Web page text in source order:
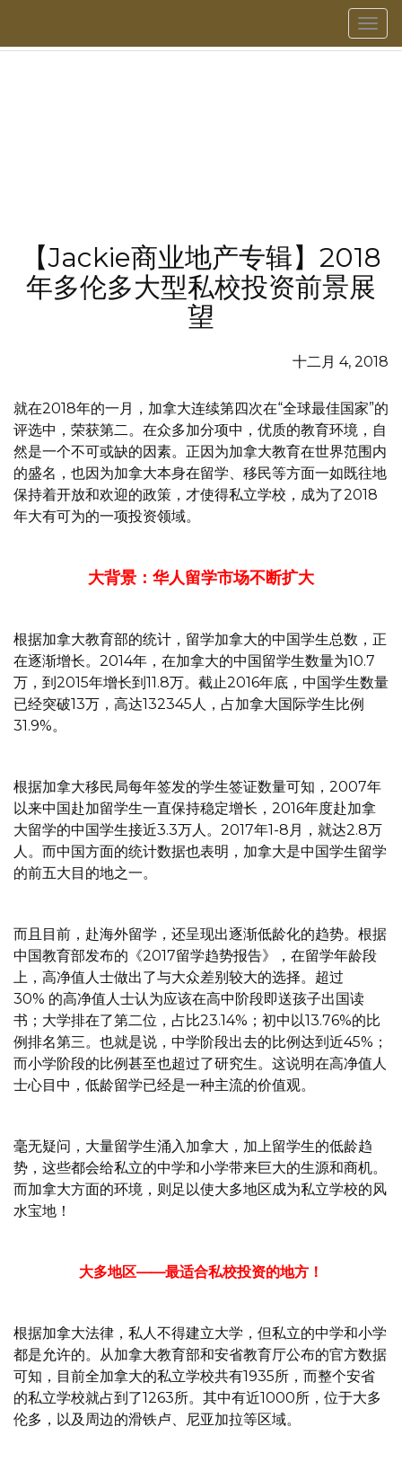
菜
單
【Jackie商业地产专辑】2018
年多伦多大型私校投资前景展
望
十二月 4, 2018
就在2018年的一月，加拿大连续第四次在“全球最佳国家”的
评选中，荣获第二。在众多加分项中，优质的教育环境，自
然是一个不可或缺的因素。正因为加拿大教育在世界范围内
的盛名，也因为加拿大本身在留学、移民等方面一如既往地
保持着开放和欢迎的政策，才使得私立学校，成为了2018
年大有可为的一项投资领域。
大背景：华人留学市场不断扩大
根据加拿大教育部的统计，留学加拿大的中国学生总数，正
在逐渐增长。2014年，在加拿大的中国留学生数量为10.7
万，到2015年增长到11.8万。截止2016年底，中国学生数量
已经突破13万，高达132345人，占加拿大国际学生比例
31.9%。
根据加拿大移民局每年签发的学生签证数量可知，2007年
以来中国赴加留学生一直保持稳定增长，2016年度赴加拿
大留学的中国学生接近3.3万人。2017年1-8月，就达2.8万
人。而中国方面的统计数据也表明，加拿大是中国学生留学
的前五大目的地之一。
而且目前，赴海外留学，还呈现出逐渐低龄化的趋势。根据
中国教育部发布的《2017留学趋势报告》，在留学年龄段
上，高净值人士做出了与大众差别较大的选择。超过
30% 的高净值人士认为应该在高中阶段即送孩子出国读
书；大学排在了第二位，占比23.14%；初中以13.76%的比
例排名第三。也就是说，中学阶段出去的比例达到近45%；
而小学阶段的比例甚至也超过了研究生。这说明在高净值人
士心目中，低龄留学已经是一种主流的价值观。
毫无疑问，大量留学生涌入加拿大，加上留学生的低龄趋
势，这些都会给私立的中学和小学带来巨大的生源和商机。
而加拿大方面的环境，则足以使大多地区成为私立学校的风
水宝地！
大多地区——最适合私校投资的地方！
根据加拿大法律，私人不得建立大学，但私立的中学和小学
都是允许的。从加拿大教育部和安省教育厅公布的官方数据
可知，目前全加拿大的私立学校共有1935所，而整个安省
的私立学校就占到了1263所。其中有近1000所，位于大多
伦多，以及周边的滑铁卢、尼亚加拉等区域。